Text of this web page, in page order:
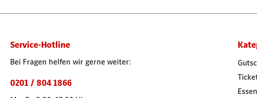
Service-Hotline
Bei Fragen helfen wir gerne weiter:
0201 / 804 1866